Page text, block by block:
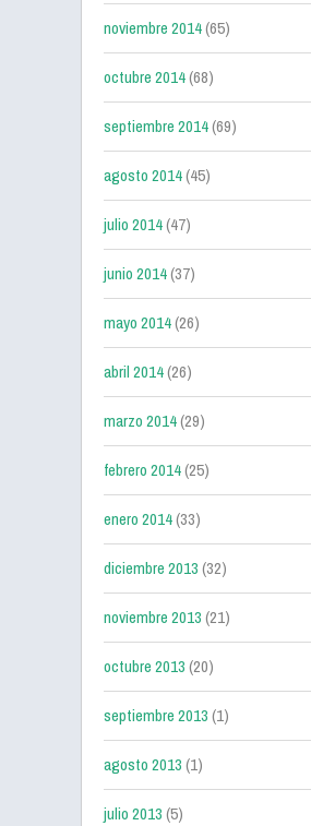
noviembre 2014(65)
octubre 2014(68)
septiembre 2014(69)
agosto 2014(45)
julio 2014(47)
junio 2014(37)
mayo 2014(26)
abril 2014(26)
marzo 2014(29)
febrero 2014(25)
enero 2014(33)
diciembre 2013(32)
noviembre 2013(21)
octubre 2013(20)
septiembre 2013(1)
agosto 2013(1)
julio 2013(5)